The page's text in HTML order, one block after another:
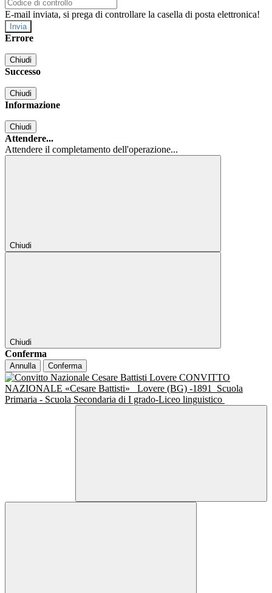
E-mail inviata, si prega di controllare la casella di posta elettronica!
Errore
Chiudi
Successo
Chiudi
Informazione
Chiudi
Attendere...
Attendere il completamento dell'operazione...
Chiudi
Chiudi
Conferma
Annulla Conferma
CONVITTO
NAZIONALE «Cesare Battisti»
Lovere (BG) -1891
Scuola
Primaria - Scuola Secondaria di I grado-Liceo linguistico